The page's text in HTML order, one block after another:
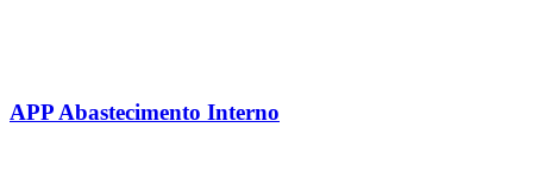
APP Abastecimento Interno